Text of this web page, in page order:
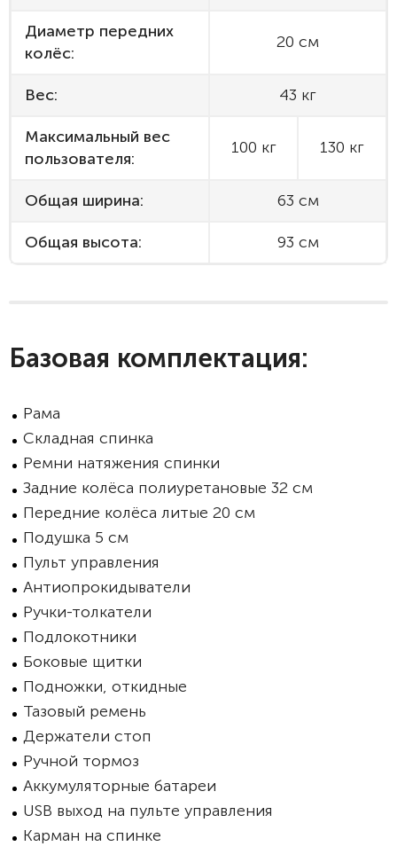
Диаметр передних
колёс:
20 см
Вес: 43 кг
Максимальный вес
пользователя:
100 кг 130 кг
Общая ширина: 63 см
Общая высота: 93 см
Базовая комплектация:
Рама
Складная спинка
Ремни натяжения спинки
Задние колёса полиуретановые 32 см
Передние колёса литые 20 см
Подушка 5 см
Пульт управления
Антиопрокидыватели
Ручки-толкатели
Подлокотники
Боковые щитки
Подножки, откидные
Тазовый ремень
Держатели стоп
Ручной тормоз
Аккумуляторные батареи
USB выход на пульте управления
Карман на спинке